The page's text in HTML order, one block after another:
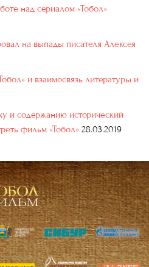
над сериалом «Тобол»
на выпады писателя Алексея
и взаимосвязь литературы и
и содержанию исторический
фильм «Тобол» 28.03.2019